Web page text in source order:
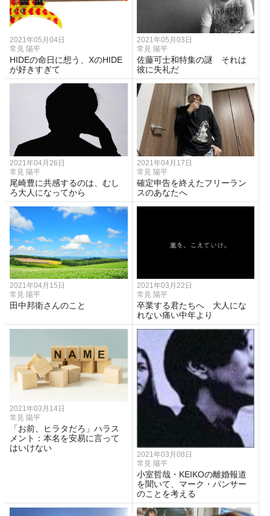
2021年05月04日
常見 陽平
HIDEの命日に想う、XのHIDE
が好きすぎて
2021年05月03日
常見 陽平
佐藤可士和特集の謎 それは
彼に失礼だ
2021年04月26日
常見 陽平
尾崎豊に共感するのは、むし
ろ大人になってから
2021年04月17日
常見 陽平
確定申告を終えたフリーラン
スのあなたへ
2021年04月15日
常見 陽平
田中邦衛さんのこと
2021年03月22日
常見 陽平
卒業する君たちへ 大人にな
れない痛い中年より
2021年03月14日
常見 陽平
「お前、ヒラタだろ」ハラス
メント：本名を安易に言って
はいけない
2021年03月08日
常見 陽平
小室哲哉・KEIKOの離婚報道
を聞いて、マーク・パンサー
のことを考える